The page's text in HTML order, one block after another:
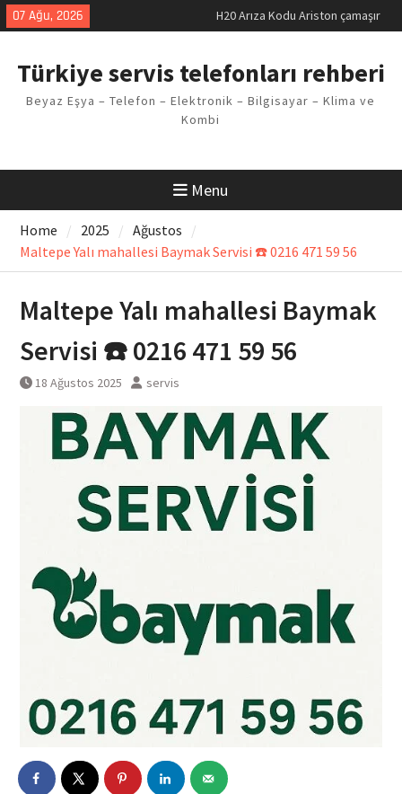
Skip
to
07 Ağu, 2026
H20 Arıza Kodu Ariston çamaşır
makinesi Sorunu
Arçelik buzdolabı F5 Hatası
Vaillant çamaşır makinesi E03
Arıza Kodu
Türkiye servis telefonları rehberi
Beyaz Eşya – Telefon – Elektronik – Bilgisayar – Klima ve
Kombi
Menu
Home 2025
Ağustos
Maltepe Yalı mahallesi Baymak Servisi ☎️ 0216 471 59 56
Maltepe Yalı mahallesi Baymak
Servisi ☎️ 0216 471 59 56
18 Ağustos 2025 servis